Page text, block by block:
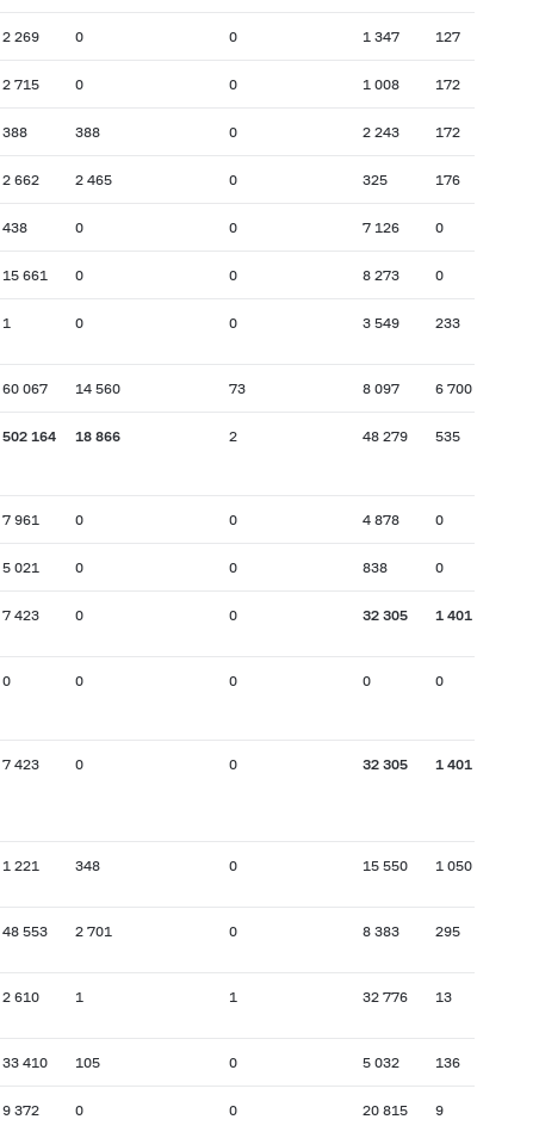
2 269 0 0 1 347 127
2 715 0 0 1 008 172
388 388 0 2 243 172
2 662 2 465 0 325 176
438 0 0 7 126 0
15 661 0 0 8 273 0
1 0 0 3 549 233
60 067 14 560 73 8 097 6 700
502 164 18 866 2 48 279 535
7 961 0 0 4 878 0
5 021 0 0 838 0
7 423 0 0 32 305 1 401
0 0 0 0 0
7 423 0 0 32 305 1 401
1 221 348 0 15 550 1 050
48 553 2 701 0 8 383 295
2 610 1 1 32 776 13
33 410 105 0 5 032 136
9 372 0 0 20 815 9